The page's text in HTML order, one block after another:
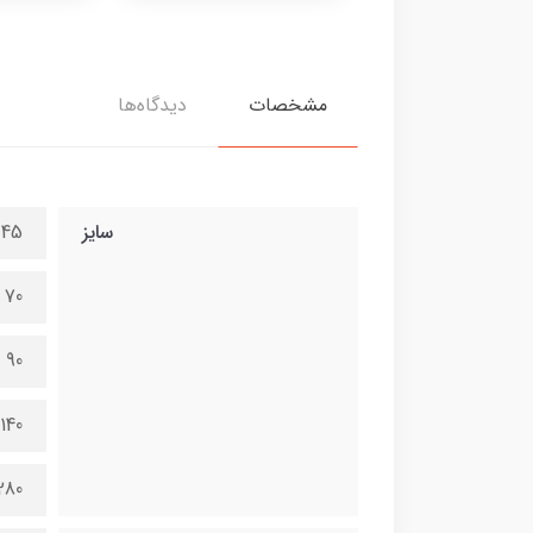
مشخصات دیدگاه‌ها
سایز 45 در 100 سانتی متر
70 در 150 سانتی متر
90 در 200 سانتی متر
140 در 300 سانتی متر
280 در 600